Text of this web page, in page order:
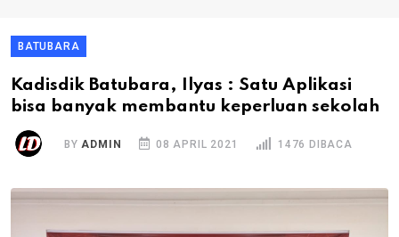
BATUBARA
Kadisdik Batubara, Ilyas : Satu Aplikasi
bisa banyak membantu keperluan sekolah
BY ADMIN 08 APRIL 2021 1476 DIBACA